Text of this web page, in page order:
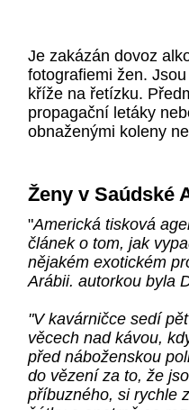
Je zakázán dovoz
fotografiemi žen.
kříže na řetízku.
propagační letáky
obnaženými koleny
Ženy v Saúdské
"Americká tisková
článek o tom, jak
nějakém exotickém
Arábii. autorkou byla
"V kavárničce sedí
věcech nad kávou,
před náboženskou
do vězení za to, že
příbuzného, si rychle